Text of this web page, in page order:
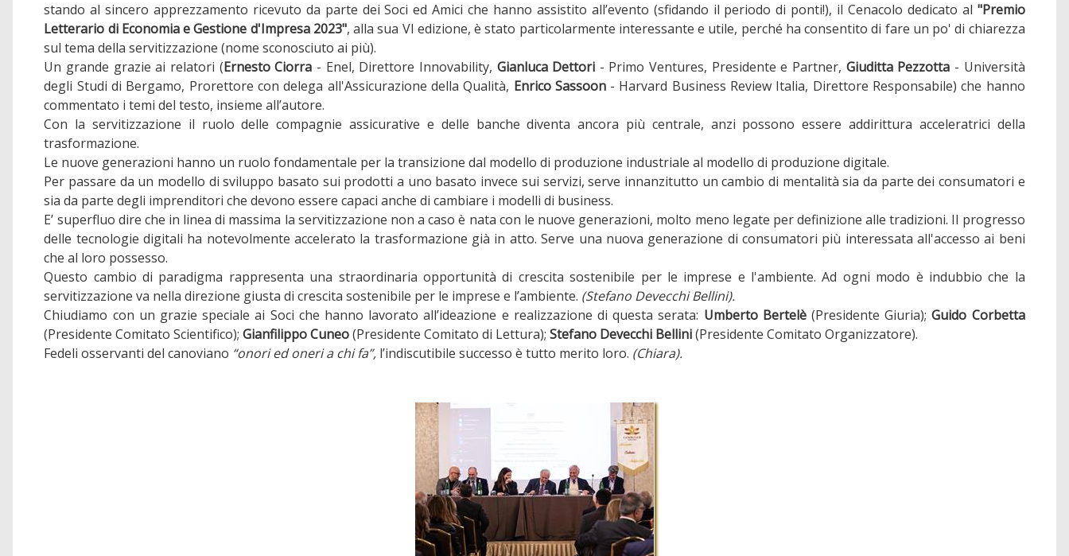
stando al sincero apprezzamento ricevuto da parte dei Soci ed Amici che hanno assistito all’evento (sfidando il periodo di ponti!), il Cenacolo dedicato al "Premio
Letterario di Economia e Gestione d'Impresa 2023", alla sua VI edizione, è stato particolarmente interessante e utile, perché ha consentito di fare un po' di chiarezza
sul tema della servitizzazione (nome sconosciuto ai più).
Un grande grazie ai relatori (Ernesto Ciorra - Enel, Direttore Innovability, Gianluca Dettori - Primo Ventures, Presidente e Partner, Giuditta Pezzotta - Università
degli Studi di Bergamo, Prorettore con delega all'Assicurazione della Qualità, Enrico Sassoon- Harvard Business Review Italia, Direttore Responsabile) che hanno
commentato i temi del testo, insieme all’autore.
Con la servitizzazione il ruolo delle compagnie assicurative e delle banche diventa ancora più centrale, anzi possono essere addirittura acceleratrici della
trasformazione.
Le nuove generazioni hanno un ruolo fondamentale per la transizione dal modello di produzione industriale al modello di produzione digitale.
Per passare da un modello di sviluppo basato sui prodotti a uno basato invece sui servizi, serve innanzitutto un cambio di mentalità sia da parte dei consumatori e
sia da parte degli imprenditori che devono essere capaci anche di cambiare i modelli di business.
E’ superfluo dire che in linea di massima la servitizzazione non a caso è nata con le nuove generazioni, molto meno legate per definizione alle tradizioni. Il progresso
delle tecnologie digitali ha notevolmente accelerato la trasformazione già in atto. Serve una nuova generazione di consumatori più interessata all'accesso ai beni
che al loro possesso.
Questo cambio di paradigma rappresenta una straordinaria opportunità di crescita sostenibile per le imprese e l'ambiente. Ad ogni modo è indubbio che la
servitizzazione va nella direzione giusta di crescita sostenibile per le imprese e l’ambiente. (Stefano Devecchi Bellini).
Chiudiamo con un grazie speciale ai Soci che hanno lavorato all’ideazione e realizzazione di questa serata: Umberto Bertelè(Presidente Giuria); Guido Corbetta
(Presidente Comitato Scientifico);Gianfilippo Cuneo(Presidente Comitato di Lettura);Stefano Devecchi Bellini(Presidente Comitato Organizzatore).
Fedeli osservanti del canoviano “onori ed oneri a chi fa”, l’indiscutibile successo è tutto merito loro. (Chiara).